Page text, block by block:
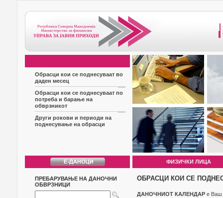
Обрасци кои се поднесуваат во
даден месец
Обрасци кои се поднесуваат по
потреба и барање на
обврзникот
Други рокови и периоди на
поднесување на обрасци
ФИЗИЧКИ ЛИЦА
ПРЕБАРУВАЊЕ НА ДАНОЧНИ
ОБВРЗНИЦИ
ОБРАСЦИ КОИ СЕ
ДАНОЧНИОТ КАЛЕНДАР е Ваш